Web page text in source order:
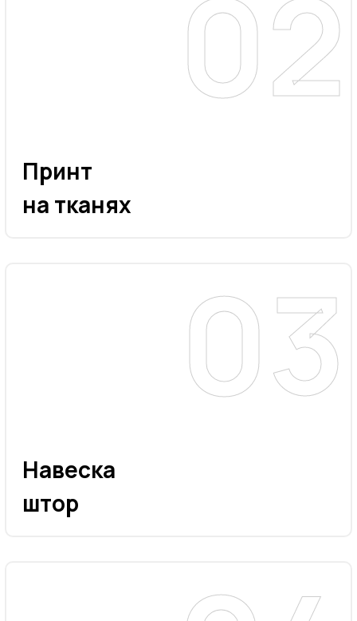
Принт
на тканях
Навеска
штор